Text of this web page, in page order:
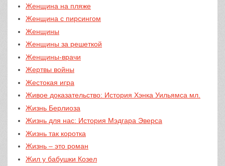
Женщина на пляже
Женщина с пирсингом
Женщины
Женщины за решеткой
Женщины-врачи
Жертвы войны
Жестокая игра
Живое доказательство: История Хэнка Уильямса мл.
Жизнь Берлиоза
Жизнь для нас: История Мэдгара Эверса
Жизнь так коротка
Жизнь – это роман
Жил у бабушки Козел